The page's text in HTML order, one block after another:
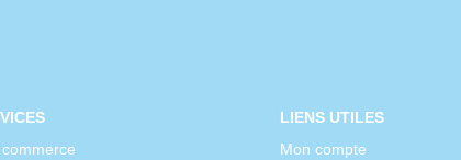
LIENS UTILES
Mon compte